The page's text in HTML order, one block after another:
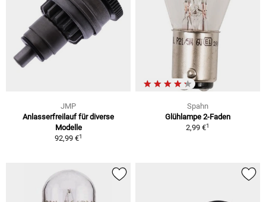
JMP
Anlasserfreilauf für diverse
Modelle
92,99 €1
Spahn
Glühlampe 2-Faden
2,99 €1